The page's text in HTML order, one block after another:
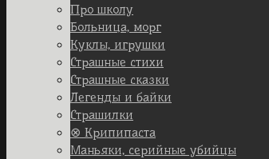
Про школу
Больница, морг
Куклы, игрушки
Страшные стихи
Страшные сказки
Легенды и байки
Страшилки
⊗ Крипипаста
Маньяки, серийные убийцы